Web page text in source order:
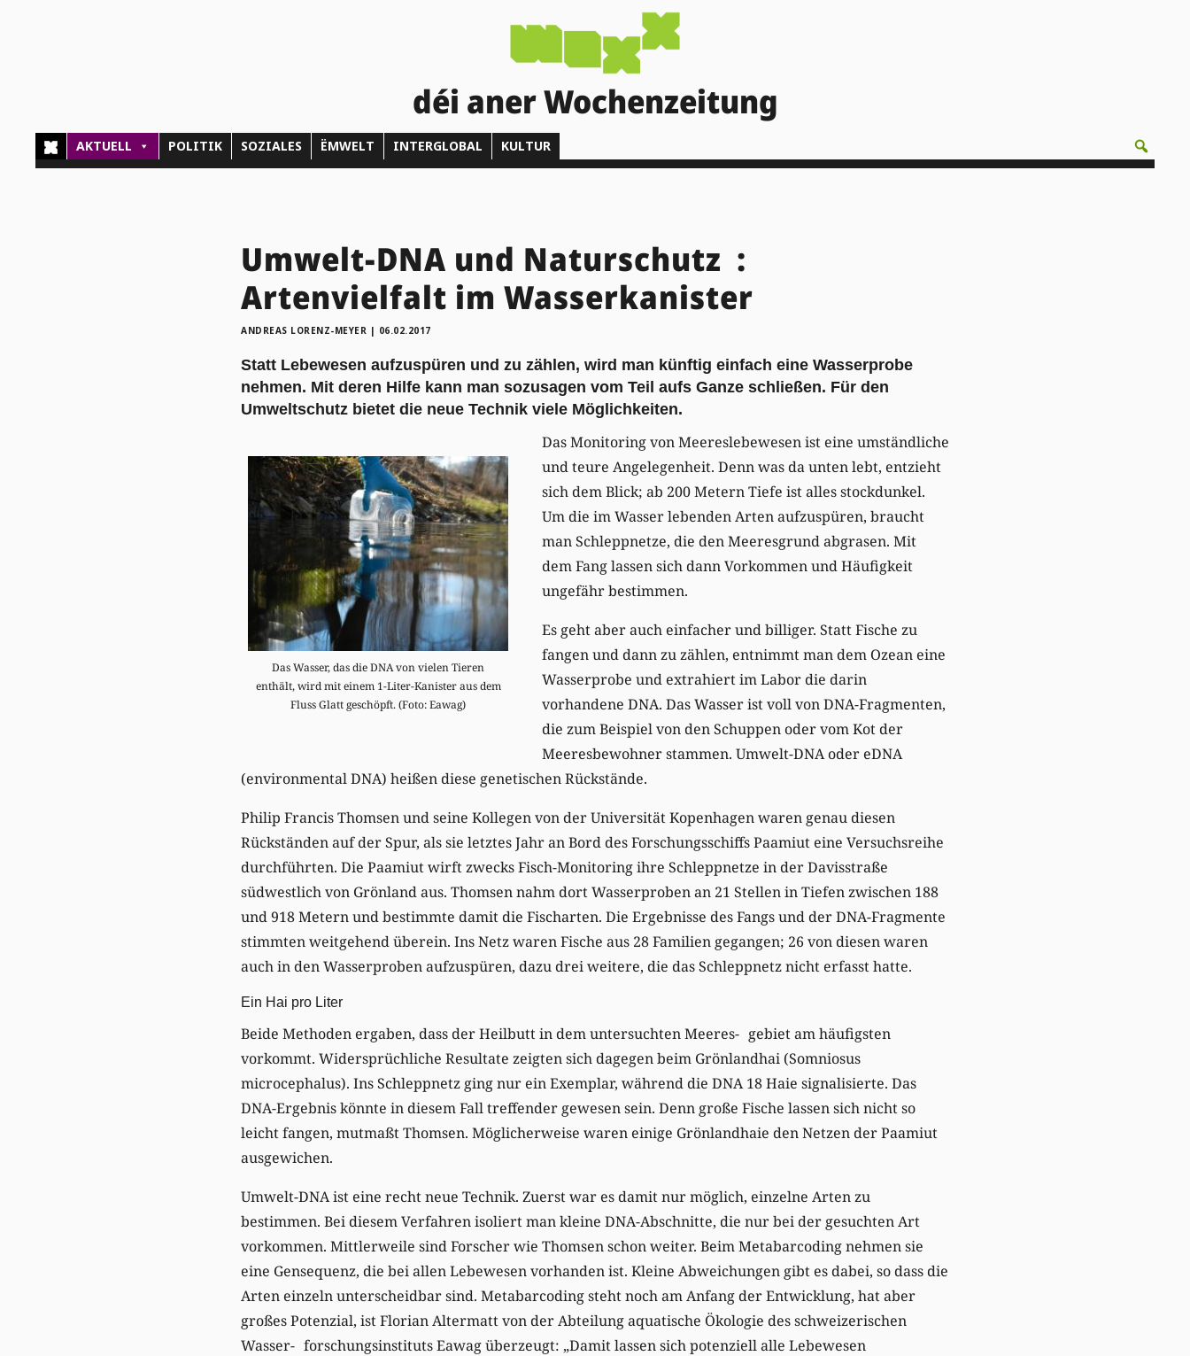
déi aner Wochenzeitung
AKTUELL POLITIK SOZIALES ËMWELT INTERGLOBAL KULTUR
Umwelt-DNA und Naturschutz :
Artenvielfalt im Wasserkanister
ANDREAS LORENZ-MEYER | 06.02.2017
Statt Lebewesen aufzuspüren und zu zählen, wird man künftig einfach eine Wasserprobe
nehmen. Mit deren Hilfe kann man sozusagen vom Teil aufs Ganze schließen. Für den
Umweltschutz bietet die neue Technik viele Möglichkeiten.
Das Wasser, das die DNA von vielen Tieren
enthält, wird mit einem 1-Liter-Kanister aus dem
Fluss Glatt geschöpft. (Foto: Eawag)
Das Monitoring von Meereslebewesen ist eine umständliche
und teure Angelegenheit. Denn was da unten lebt, entzieht
sich dem Blick; ab 200 Metern Tiefe ist alles stockdunkel.
Um die im Wasser lebenden Arten aufzuspüren, braucht
man Schleppnetze, die den Meeresgrund abgrasen. Mit
dem Fang lassen sich dann Vorkommen und Häufigkeit
ungefähr bestimmen.
Es geht aber auch einfacher und billiger. Statt Fische zu
fangen und dann zu zählen, entnimmt man dem Ozean eine
Wasserprobe und extrahiert im Labor die darin
vorhandene DNA. Das Wasser ist voll von DNA-Fragmenten,
die zum Beispiel von den Schuppen oder vom Kot der
Meeresbewohner stammen. Umwelt-DNA oder eDNA
(environmental DNA) heißen diese genetischen Rückstände.
Philip Francis Thomsen und seine Kollegen von der Universität Kopenhagen waren genau diesen
Rückständen auf der Spur, als sie letztes Jahr an Bord des Forschungsschiffs Paamiut eine Versuchsreihe
durchführten. Die Paamiut wirft zwecks Fisch-Monitoring ihre Schleppnetze in der Davisstraße
südwestlich von Grönland aus. Thomsen nahm dort Wasserproben an 21 Stellen in Tiefen zwischen 188
und 918 Metern und bestimmte damit die Fischarten. Die Ergebnisse des Fangs und der DNA-Fragmente
stimmten weitgehend überein. Ins Netz waren Fische aus 28 Familien gegangen; 26 von diesen waren
auch in den Wasserproben aufzuspüren, dazu drei weitere, die das Schleppnetz nicht erfasst hatte.
Ein Hai pro Liter
Beide Methoden ergaben, dass der Heilbutt in dem untersuchten Meeres- gebiet am häufigsten
vorkommt. Widersprüchliche Resultate zeigten sich dagegen beim Grönlandhai (Somniosus
microcephalus). Ins Schleppnetz ging nur ein Exemplar, während die DNA 18 Haie signalisierte. Das
DNA-Ergebnis könnte in diesem Fall treffender gewesen sein. Denn große Fische lassen sich nicht so
leicht fangen, mutmaßt Thomsen. Möglicherweise waren einige Grönlandhaie den Netzen der Paamiut
ausgewichen.
Umwelt-DNA ist eine recht neue Technik. Zuerst war es damit nur möglich, einzelne Arten zu
bestimmen. Bei diesem Verfahren isoliert man kleine DNA-Abschnitte, die nur bei der gesuchten Art
vorkommen. Mittlerweile sind Forscher wie Thomsen schon weiter. Beim Metabarcoding nehmen sie
eine Gensequenz, die bei allen Lebewesen vorhanden ist. Kleine Abweichungen gibt es dabei, so dass die
Arten einzeln unterscheidbar sind. Metabarcoding steht noch am Anfang der Entwicklung, hat aber
großes Potenzial, ist Florian Altermatt von der Abteilung aquatische Ökologie des schweizerischen
Wasser- forschungsinstituts Eawag überzeugt: „Damit lassen sich potenziell alle Lebewesen